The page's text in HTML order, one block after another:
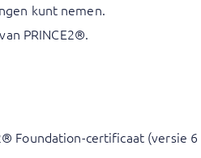
kunt nemen.
PRINCE2®.
Foundation-certificaat (versie 6